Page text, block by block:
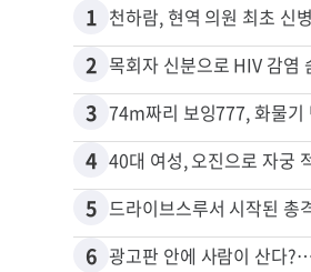
1
2
3
4 40대 여성, 오진으로 자궁
5
6